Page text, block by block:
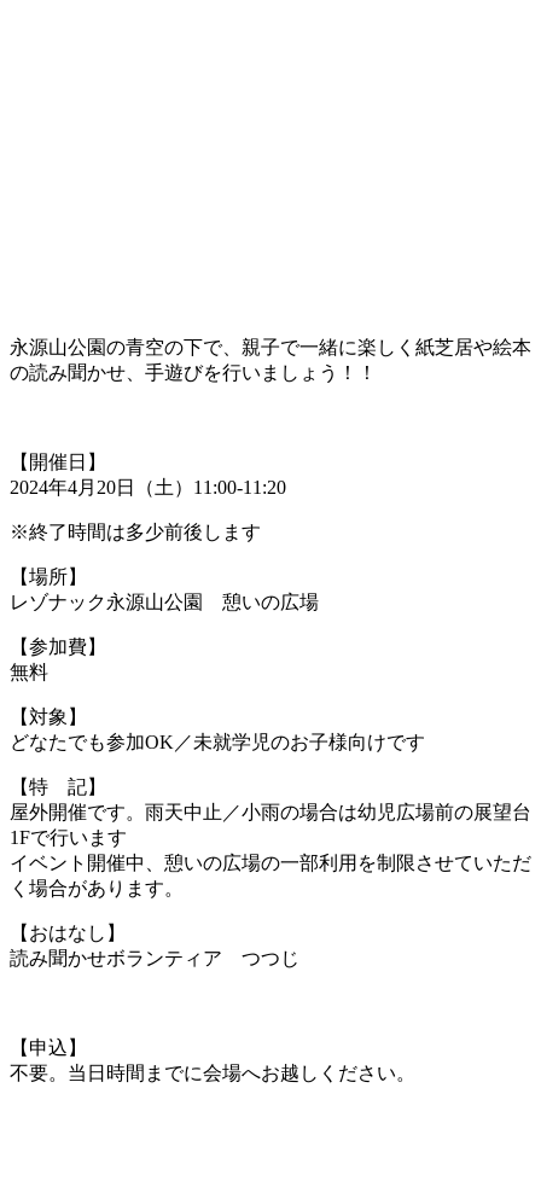
永源山公園の青空の下で、親子で一緒に楽しく紙芝居や絵本
の読み聞かせ、手遊びを行いましょう！！
【開催日】
2024年4月20日（土）11:00-11:20
※終了時間は多少前後します
【場所】
レゾナック永源山公園 憩いの広場
【参加費】
無料
【対象】
どなたでも参加OK／未就学児のお子様向けです
【特 記】
屋外開催です。雨天中止／小雨の場合は幼児広場前の展望台
1Fで行います
イベント開催中、憩いの広場の一部利用を制限させていただ
く場合があります。
【おはなし】
読み聞かせボランティア つつじ
【申込】
不要。当日時間までに会場へお越しください。